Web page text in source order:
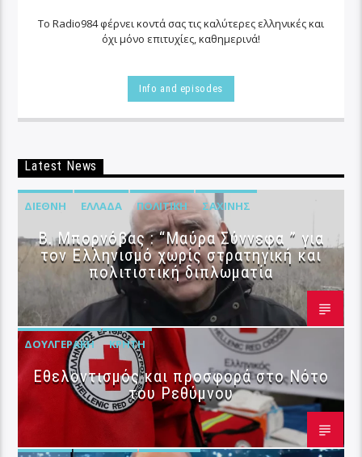
Το Radio984 φέρνει κοντά σας τις καλύτερες ελληνικές και
όχι μόνο επιτυχίες, καθημερινά!
Info and episodes
Latest News
ΔΙΕΘΝΉ ΕΛΛΆΔΑ ΠΟΛΙΤΙΚΉ ΣΑΧΊΝΗΣ
B. Μπορνόβας : “Μαύρα Σύννεφα ” για
τον Ελληνισμό χωρίς στρατηγική και
πολιτιστική διπλωματία
ΔΟΥΛΓΕΡΆΚΗ ΚΡΉΤΗ
Εθελοντισμός και προσφορά στο Νότο
του Ρεθύμνου